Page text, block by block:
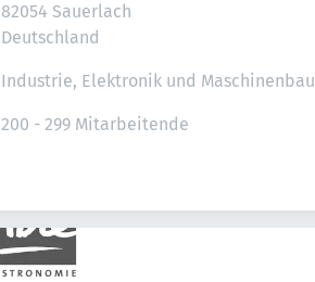
82054 Sauerlach
Deutschland
Industrie, Elektronik und Maschinenbau
200 - 299 Mitarbeitende